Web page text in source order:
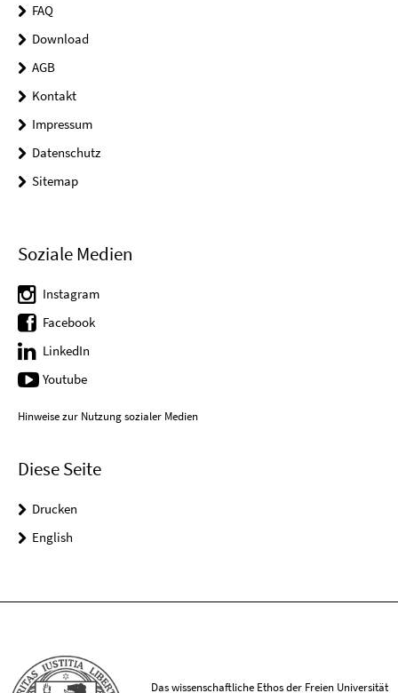
FAQ
Download
AGB
Kontakt
Impressum
Datenschutz
Sitemap
Soziale Medien
Instagram
Facebook
LinkedIn
Youtube
Hinweise zur Nutzung sozialer Medien
Diese Seite
Drucken
English
Das wissenschaftliche Ethos der Freien Universität